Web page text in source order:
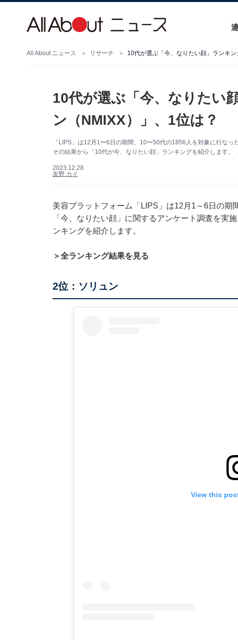
All About ニュース リサーチ 10代が選ぶ「今、なりたい顔」ランキ
10代が選ぶ「今、なりたい
ン（NMIXX）」、1位は？
「LIPS」は12月1〜6日の期間、10〜50代の1856人を対象に行な
その結果から「10代が今、なりたい顔」ランキングを紹介します。
2023.12.28
友野 カイ
美容プラットフォーム「LIPS」は12月1～6日の
「今、なりたい顔」に関するアンケート調査を実
ンキングを紹介します。
＞全ランキング結果を見る
2位：ソリュン
View this